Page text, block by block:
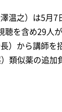
温之）は5月7
聴を含め29人
）から講師を
類似薬の追加